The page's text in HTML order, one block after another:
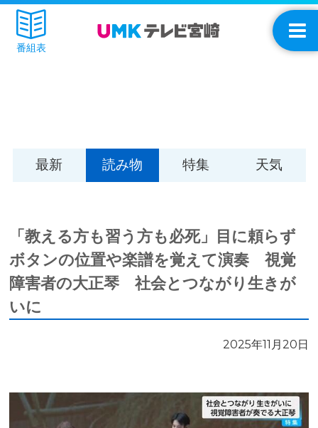
番組表
最新 読み物 特集 天気
「教える方も習う方も必死」目に頼らず
ボタンの位置や楽譜を覚えて演奏 視覚
障害者の大正琴 社会とつながり生きが
いに
2025年11月20日